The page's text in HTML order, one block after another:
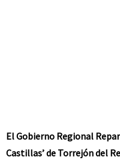
El Gobierno Regional
Castillas’ de Torrejón del